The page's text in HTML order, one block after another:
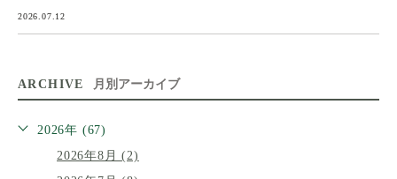
2026.07.12
ARCHIVE 月別アーカイブ
2026年 (67)
2026年8月 (2)